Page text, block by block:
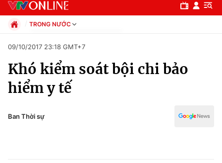
Chuyên mục
Chính trị
TRONG NƯỚC
Xã hội
Pháp luật
Thể thao
Văn hóa - Giải trí
09/10/2017 23:18 GMT+7
Khó kiểm soát bội chi bảo
hiểm y tế
Ban Thời sự